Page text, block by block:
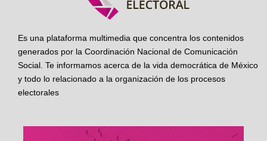
Es una plataforma multimedia que concentra los contenidos
generados por la Coordinación Nacional de Comunicación
Social. Te informamos acerca de la vida democrática de México
y todo lo relacionado a la organización de los procesos
electorales